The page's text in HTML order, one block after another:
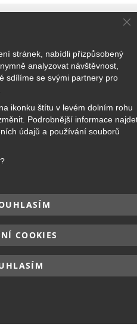
novinek
odběr
stránek, nabídli přizpůsobený
analyzovat návštěvnost,
sdílíme se svými partnery pro
ikonku štítu v levém dolním rohu
Podrobnější informace
údajů a používání souborů
COOKIES